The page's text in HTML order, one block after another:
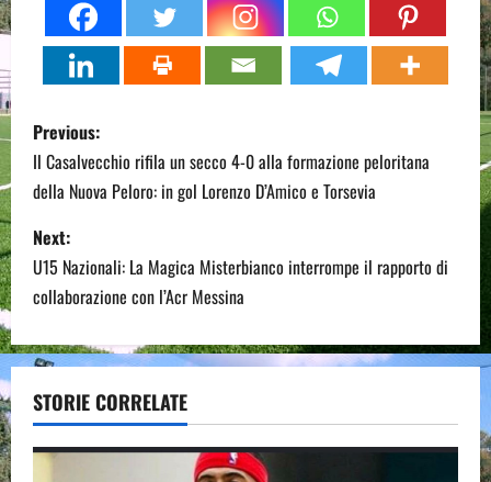
P
o
s
t
n
a
v
i
Previous:
Il Casalvecchio rifila un secco 4-0 alla formazione peloritana
della Nuova Peloro: in gol Lorenzo D’Amico e Torsevia
Next:
U15 Nazionali: La Magica Misterbianco interrompe il rapporto di
collaborazione con l’Acr Messina
STORIE CORRELATE